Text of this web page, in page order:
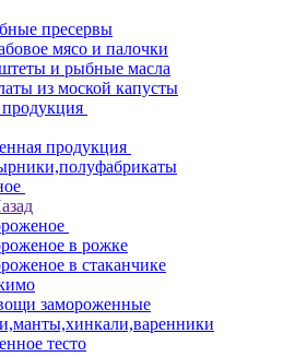
пресервы
мясо и палочки
и рыбные масла
из моской капусты
продукция
в рожке
в стаканчике
замороженные
тесто